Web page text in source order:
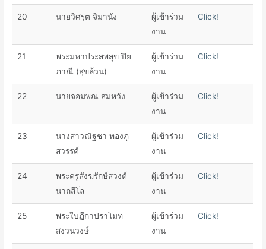
20 นายวิศรุต จิมานัง
ผู้เข้าร่วม
งาน
Click!
21
พระมหาประสพสุข ปิย
ภาณี (สุขล้วน)
ผู้เข้าร่วม
งาน
Click!
22 นายจอมพณ สมหวัง
ผู้เข้าร่วม
งาน
Click!
23
นางสาวณัฐชา ทองภู
สวรรค์
ผู้เข้าร่วม
งาน
Click!
24
พระครูสังฆรักษ์สวงค์
นาถสีโล
ผู้เข้าร่วม
งาน
Click!
25
พระใบฏีกาปราโมท
สงวนวงษ์
ผู้เข้าร่วม
งาน
Click!